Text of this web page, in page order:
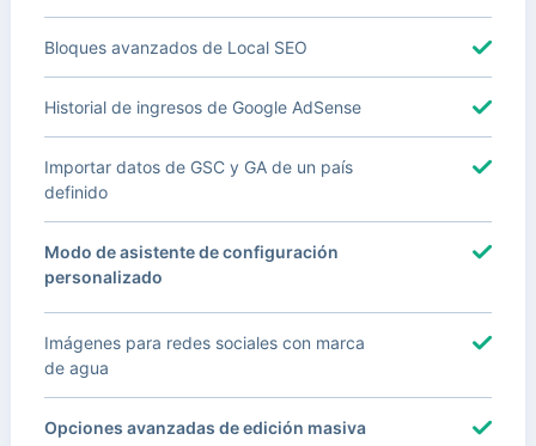
Bloques avanzados de Local SEO
Historial de ingresos de Google AdSense
Importar datos de GSC y GA de un país
definido
Modo de asistente de configuración
personalizado
Imágenes para redes sociales con marca
de agua
Opciones avanzadas de edición masiva